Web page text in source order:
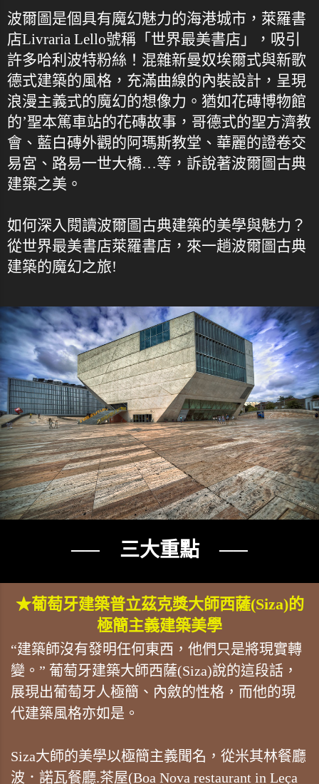
波爾圖是個具有魔幻魅力的海港城市，萊羅書
店Livraria Lello號稱「世界最美書店」，吸引
許多哈利波特粉絲！混雜新曼奴埃爾式與新歌
德式建築的風格，充滿曲線的內裝設計，呈現
浪漫主義式的魔幻的想像力。猶如花磚博物館
的’聖本篤車站的花磚故事，哥德式的聖方濟教
會、藍白磚外觀的阿瑪斯教堂、華麗的證卷交
易宮、路易一世大橋…等，訴說著波爾圖古典
建築之美。
如何深入閱讀波爾圖古典建築的美學與魅力？
從世界最美書店萊羅書店，來一趟波爾圖古典
建築的魔幻之旅!
── 三大重點 ──
★葡萄牙建築普立茲克獎大師西薩(Siza)的
極簡主義建築美學
“建築師沒有發明任何東西，他們只是將現實轉
變。” 葡萄牙建築大師西薩(Siza)說的這段話，
展現出葡萄牙人極簡、內斂的性格，而他的現
代建築風格亦如是。
Siza大師的美學以極簡主義聞名，從米其林餐廳
波．諾瓦餐廳.茶屋(Boa Nova restaurant in Leça